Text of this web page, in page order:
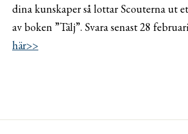
dina kunskaper så lottar Scouterna ut
av boken ”Tälj”. Svara senast 28
här>>